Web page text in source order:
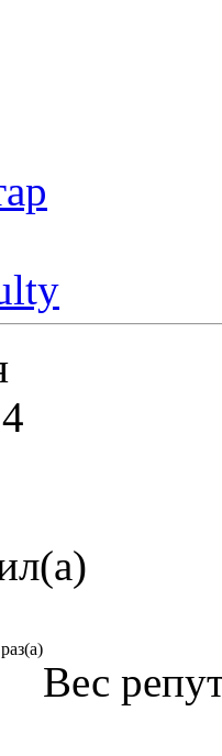
Вес